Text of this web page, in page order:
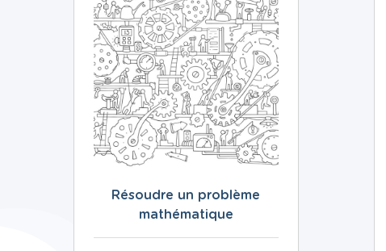
Résoudre un problème
mathématique